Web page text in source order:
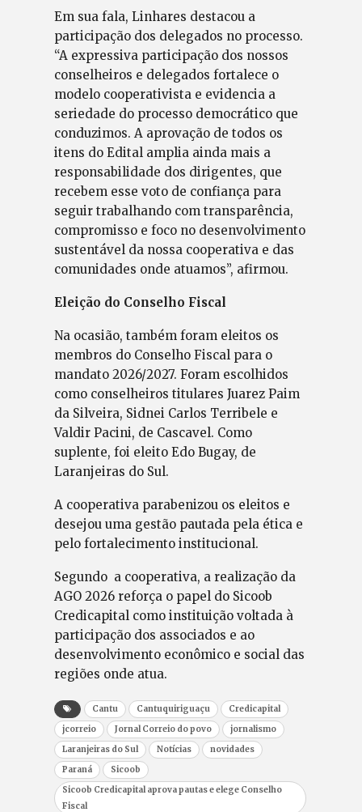
Em sua fala, Linhares destacou a
participação dos delegados no processo.
“A expressiva participação dos nossos
conselheiros e delegados fortalece o
modelo cooperativista e evidencia a
seriedade do processo democrático que
conduzimos. A aprovação de todos os
itens do Edital amplia ainda mais a
responsabilidade dos dirigentes, que
recebem esse voto de confiança para
seguir trabalhando com transparência,
compromisso e foco no desenvolvimento
sustentável da nossa cooperativa e das
comunidades onde atuamos”, afirmou.
Eleição do Conselho Fiscal
Na ocasião, também foram eleitos os
membros do Conselho Fiscal para o
mandato 2026/2027. Foram escolhidos
como conselheiros titulares Juarez Paim
da Silveira, Sidnei Carlos Terribele e
Valdir Pacini, de Cascavel. Como
suplente, foi eleito Edo Bugay, de
Laranjeiras do Sul.
A cooperativa parabenizou os eleitos e
desejou uma gestão pautada pela ética e
pelo fortalecimento institucional.
Segundo a cooperativa, a realização da
AGO 2026 reforça o papel do Sicoob
Credicapital como instituição voltada à
participação dos associados e ao
desenvolvimento econômico e social das
regiões onde atua.
Cantu Cantuquiriguaçu
Credicapital
jcorreio
Jornal Correio do povo
jornalismo
Laranjeiras do Sul
Notícias
novidades
Paraná
Sicoob
Sicoob Credicapital aprova pautas e elege Conselho
Fiscal